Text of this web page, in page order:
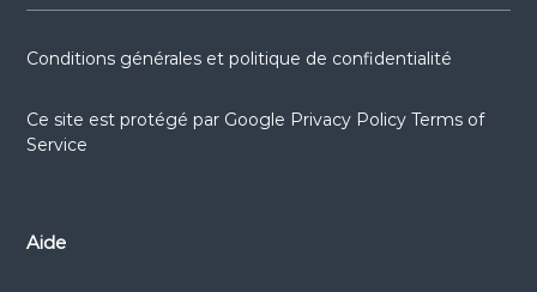
Conditions générales et politique de confidentialité
Ce site est protégé par Google Privacy Policy Terms of
Service
Aide